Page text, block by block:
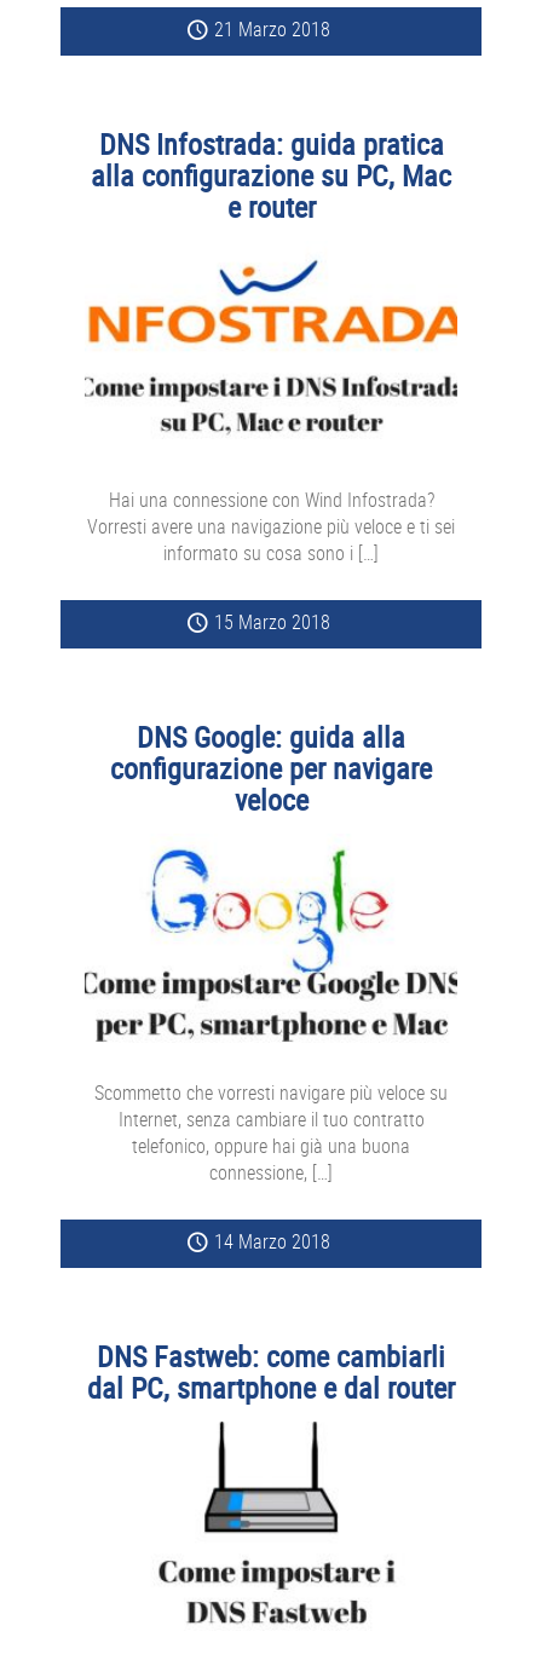
21 Marzo 2018
DNS Infostrada: guida pratica
alla configurazione su PC, Mac
e router
Hai una connessione con Wind Infostrada?
Vorresti avere una navigazione più veloce e ti sei
informato su cosa sono i […]
15 Marzo 2018
DNS Google: guida alla
configurazione per navigare
veloce
Scommetto che vorresti navigare più veloce su
Internet, senza cambiare il tuo contratto
telefonico, oppure hai già una buona
connessione, […]
14 Marzo 2018
DNS Fastweb: come cambiarli
dal PC, smartphone e dal router